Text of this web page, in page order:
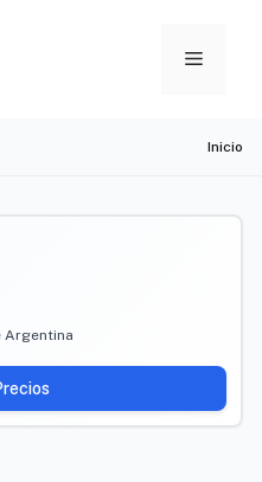
Menu
Inicio
Argentina